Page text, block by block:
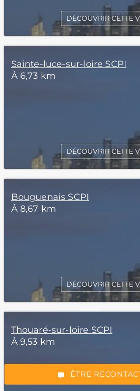
*Champs obligatoires
“Excellent”,
ÊTRE
DÉCOUVRIR CETTE
Sainte-luce-sur-loire SCPI
À 6,73 km
DÉCOUVRIR CETTE
Bouguenais SCPI
À 8,67 km
DÉCOUVRIR CETTE
Thouaré-sur-loire SCPI
À 9,53 km